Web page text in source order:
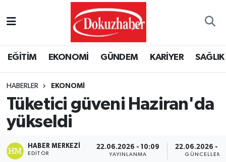
EĞİTİM EKONOMİ GÜNDEM KARİYER SAĞLIK
HABERLER EKONOMI
Tüketici güveni Haziran'da
yükseldi
HABER MERKEZI
EDITÖR
22.06.2026 - 10:09
YAYINLANMA
22.06.2026 -
GÜNCELLEME
Puan Durumu ve Fikstür
Tüm Manşetler
Son Dakika Haberleri